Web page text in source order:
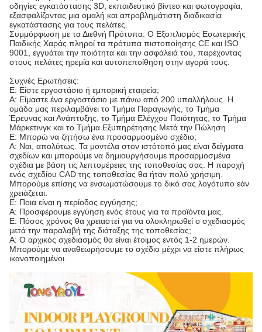
οδηγίες εγκατάστασης 3D, εκπαιδευτικό βίντεο και φωτογραφία,
εξασφαλίζοντας μια ομαλή και απροβλημάτιστη διαδικασία
εγκατάστασης για τους πελάτες.
Συμμόρφωση με τα Διεθνή Πρότυπα: Ο Εξοπλισμός Εσωτερικής
Παιδικής Χαράς πληροί τα πρότυπα πιστοποίησης CE και ISO
9001, εγγυάται την ποιότητα και την ασφάλειά του, παρέχοντας
στους πελάτες ηρεμία και αυτοπεποίθηση στην αγορά τους.
Συχνές Ερωτήσεις:
Ε: Είστε εργοστάσιο ή εμπορική εταιρεία;
Α: Είμαστε ένα εργοστάσιο με πάνω από 200 υπαλλήλους. Η
ομάδα μας περιλαμβάνει το Τμήμα Παραγωγής, το Τμήμα
Έρευνας και Ανάπτυξης, το Τμήμα Ελέγχου Ποιότητας, το Τμήμα
Μάρκετινγκ και το Τμήμα Εξυπηρέτησης Μετά την Πώληση.
Ε: Μπορώ να ζητήσω ένα προσαρμοσμένο σχέδιο;
Α: Ναι, απολύτως. Τα μοντέλα στον ιστότοπό μας είναι δείγματα
σχεδίων και μπορούμε να δημιουργήσουμε προσαρμοσμένα
σχέδια με βάση τις λεπτομέρειες της τοποθεσίας σας. Η παροχή
ενός σχεδίου CAD της τοποθεσίας θα ήταν πολύ χρήσιμη.
Μπορούμε επίσης να ενσωματώσουμε το δικό σας λογότυπο εάν
χρειάζεται.
Ε: Ποια είναι η περίοδος εγγύησης;
Α: Προσφέρουμε εγγύηση ενός έτους για τα προϊόντα μας.
Ε: Πόσος χρόνος θα χρειαστεί για να ολοκληρωθεί ο σχεδιασμός
μετά την παραλαβή της διάταξης της τοποθεσίας;
Α: Ο αρχικός σχεδιασμός θα είναι έτοιμος εντός 1-2 ημερών.
Μπορούμε να αναθεωρήσουμε το σχέδιο μέχρι να είστε πλήρως
ικανοποιημένοι.